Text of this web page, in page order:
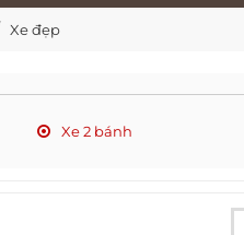
Xe đẹp
Xe 2 bánh